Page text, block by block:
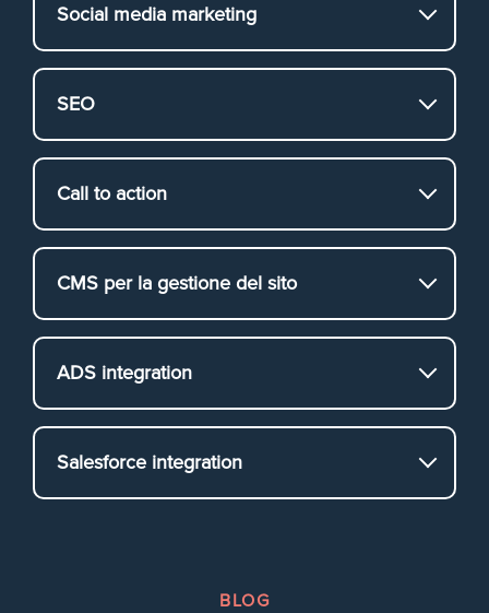
Social media marketing
SEO
Call to action
CMS per la gestione del sito
ADS integration
Salesforce integration
BLOG